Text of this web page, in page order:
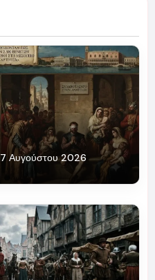
7 Αυγούστου 2026